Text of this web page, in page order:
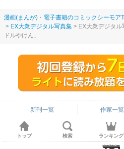
漫画(まんが)・電子書籍のコミックシーモア
EX大衆デジタル写真集
EX大衆デジタル
ドルやけん」
新刊一覧 作家一覧
トップ 検索 ランキング